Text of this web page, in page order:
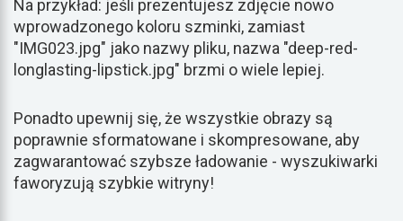
Na przykład: jeśli prezentujesz zdjęcie nowo
wprowadzonego koloru szminki, zamiast
"IMG023.jpg" jako nazwy pliku, nazwa "deep-red-
longlasting-lipstick.jpg" brzmi o wiele lepiej.
Ponadto upewnij się, że wszystkie obrazy są
poprawnie sformatowane i skompresowane, aby
zagwarantować szybsze ładowanie - wyszukiwarki
faworyzują szybkie witryny!